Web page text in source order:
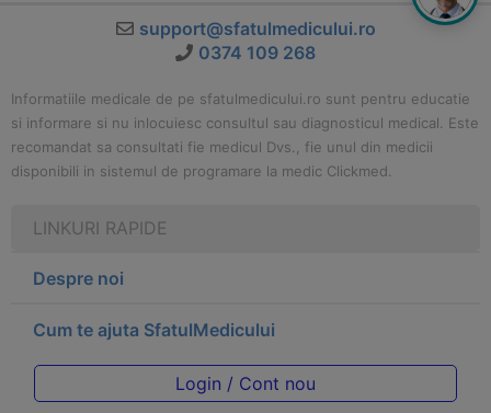
support@sfatulmedicului.ro
0374 109 268
Informatiile medicale de pe sfatulmedicului.ro sunt pentru educatie
si informare si nu inlocuiesc consultul sau diagnosticul medical. Este
recomandat sa consultati fie medicul Dvs., fie unul din medicii
disponibili in sistemul de programare la medic Clickmed.
LINKURI RAPIDE
Despre noi
Cum te ajuta SfatulMedicului
Login / Cont nou